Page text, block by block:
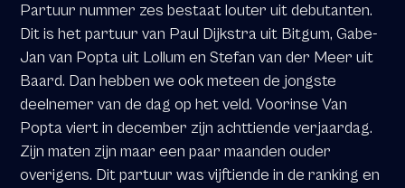
Partuur nummer zes bestaat louter uit debutanten.
Dit is het partuur van Paul Dijkstra uit Bitgum, Gabe-
Jan van Popta uit Lollum en Stefan van der Meer uit
Baard. Dan hebben we ook meteen de jongste
deelnemer van de dag op het veld. Voorinse Van
Popta viert in december zijn achttiende verjaardag.
Zijn maten zijn maar een paar maanden ouder
overigens. Dit partuur was vijftiende in de ranking en